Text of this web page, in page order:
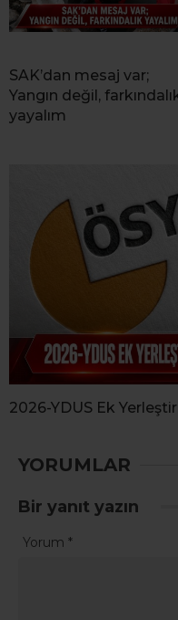
SAK’dan mesaj var;
Yangın değil,
yayalım
2026-YDUS Ek
YORUMLAR
Bir yanıt yazın
Yorum *